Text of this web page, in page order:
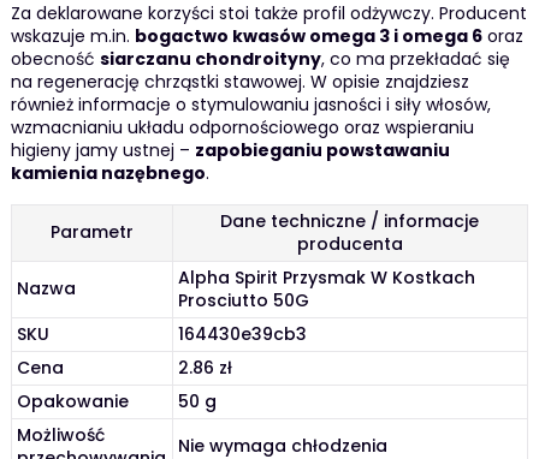
Za deklarowane korzyści stoi także profil odżywczy. Producent
wskazuje m.in. bogactwo kwasów omega 3 i omega 6oraz
obecność siarczanu chondroityny, co ma przekładać się
na regenerację chrząstki stawowej. W opisie znajdziesz
również informacje o stymulowaniu jasności i siły włosów,
wzmacnianiu układu odpornościowego oraz wspieraniu
higieny jamy ustnej – zapobieganiu powstawaniu
kamienia nazębnego.
Parametr
Dane techniczne / informacje
producenta
Nazwa
Alpha Spirit Przysmak W Kostkach
Prosciutto 50G
SKU
164430e39cb3
Cena
2.86 zł
Opakowanie
50 g
Możliwość
Nie wymaga chłodzenia